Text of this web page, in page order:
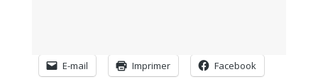
E-mail Imprimer Facebook